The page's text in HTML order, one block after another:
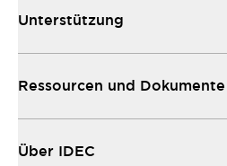
Unterstützung
Ressourcen und Dokumente
Über IDEC